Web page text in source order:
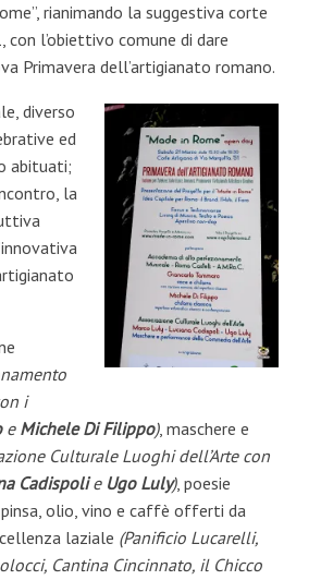
rianimando la suggestiva corte
l’obiettivo comune di dare
Primavera dell’artigianato romano.
diverso
ed
abituati;
la
i
e Michele Di Filippo), maschere e
Culturale Luoghi dell’Arte con
Cadispolie Ugo Luly), poesie
olio, vino e caffè offerti da
laziale (Panificio Lucarelli,
Cantina Cincinnato, il Chicco